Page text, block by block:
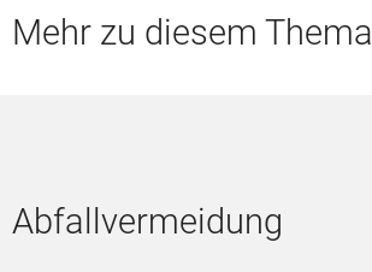
Mehr zu diesem Thema
Abfallvermeidung